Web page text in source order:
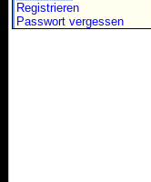
Registrieren
Passwort vergessen